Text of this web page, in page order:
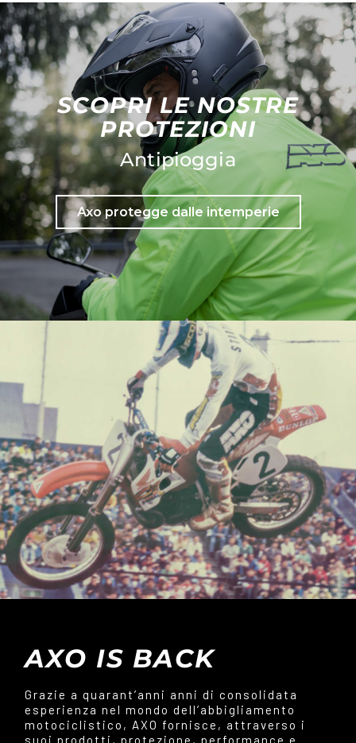
SCOPRI LE NOSTRE
PROTEZIONI
Antipioggia
Axo protegge dalle intemperie
AXO IS BACK
Grazie a quarant’anni anni di consolidata
esperienza nel mondo dell’abbigliamento
motociclistico, AXO fornisce, attraverso i
suoi prodotti, protezione, performance e